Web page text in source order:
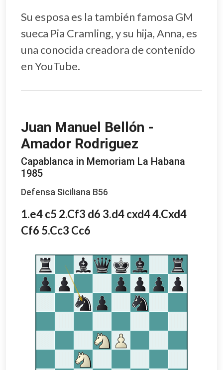
Su esposa es la también famosa GM
sueca Pia Cramling, y su hija, Anna, es
una conocida creadora de contenido
en YouTube.
Juan Manuel Bellón -
Amador Rodriguez
Capablanca in Memoriam La Habana
1985
Defensa Siciliana B56
1.e4 c5 2.Cf3 d6 3.d4 cxd4 4.Cxd4
Cf6 5.Cc3 Cc6